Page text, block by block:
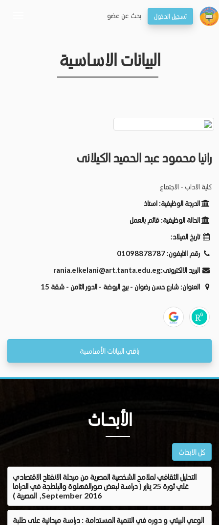
تسجيل الدخول بحـث عن عضو
البيانات الاساسية
رانيا محمود عبد الحميد الكيلانى
كلية الاداب - الاجتماع
الدرجة الوظيفية: استاذ
الحالة الوظيفية: قائم بالعمل
تاريخ الميلاد:
رقم التليفون: 01098878787
البريد الالكترونى:rania.elkelani@art.tanta.edu.eg
العنوان: شارع حسن رضوان - برج الروضة - الدور الثامن - شقة 15
باقي البيانات الأساسية
الأبحــاث
كل الابحاث
التحليل الثقافي لملامح الشخصية المصرية من مرحلة الانفتاح الاقتصادي
غلي ثورة 25 يناير ( دراسة لبعض صورالفهلوة والبلطجة في الدراما
المصرية ) ,September 2016
الوعي البيئي و دوره في التنمية المستدامة : دراسة ميدانية على طلبة